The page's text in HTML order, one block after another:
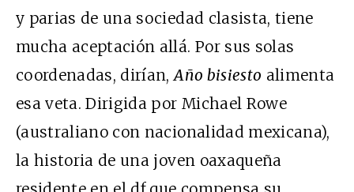
y parias de una sociedad clasista, tiene
mucha aceptación allá. Por sus solas
coordenadas, dirían,Año bisiesto alimenta
esa veta. Dirigida por Michael Rowe
(australiano con nacionalidad mexicana),
la historia de una joven oaxaqueña